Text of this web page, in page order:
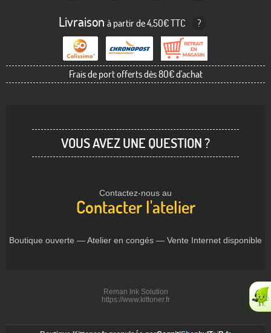
Livraison à partir de 4,50€ TTC ?
Frais de port offerts dès 80€ d'achat
VOUS AVEZ UNE QUESTION ?
Contactez-nous au
Contacter l'atelier
Boutique ouverte — Atelier en congés — Vente Internet disponible
Reman Ink Solution
https://www.kittoner.fr